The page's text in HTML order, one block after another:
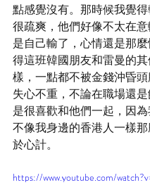
點感覺沒有。那時候我覺
很疏爽，他們好像不太在
是自己輸了，心情還是那
得這班韓國朋友和雷曼的
樣，一點都不被金錢沖昏
失心不重，不論在職場還
是很喜歡和他們一起，因
不像我身邊的香港人一樣
於心計。
https://www.youtube.com/